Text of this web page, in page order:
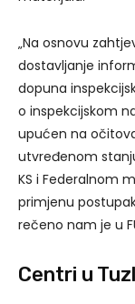
„Na osnovu
dostavljanje
dopuna
o inspekcijskom
upućen na
utvređenom
KS i Federalnom
primjenu
rečeno nam je u
Centri u